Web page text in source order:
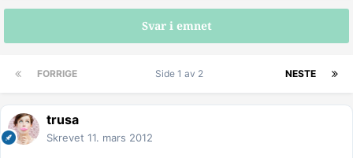
Svar i emnet
FORRIGE NESTE
Side 1 av 2
trusa
Skrevet 11. mars 2012